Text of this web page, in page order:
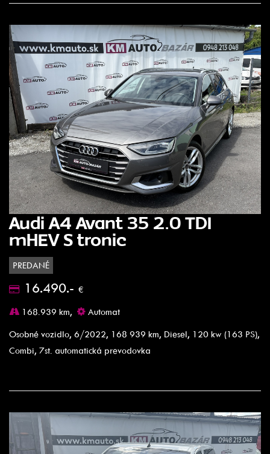
Audi A4 Avant 35 2.0 TDI
mHEV S tronic
PREDANÉ
16.490.- €
168.939 km,
Automat
Osobné vozidlo, 6/2022, 168 939 km, Diesel, 120 kw (163 PS),
Combi, 7st. automatická prevodovka